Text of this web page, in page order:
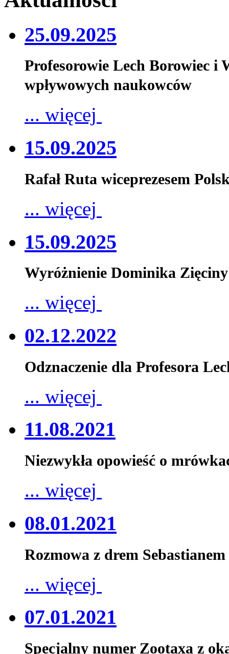
25.09.2025
Profesorowie Lech Borowiec i
wpływowych naukowców
... więcej
15.09.2025
Rafał Ruta wiceprezesem
... więcej
15.09.2025
Wyróżnienie Dominika Zięciny
... więcej
02.12.2022
Odznaczenie dla Profesora
... więcej
11.08.2021
Niezwykła opowieść o
... więcej
08.01.2021
Rozmowa z drem
... więcej
07.01.2021
Specjalny numer Zootaxa z